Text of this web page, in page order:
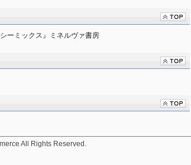
ーミックス』ミネルヴァ書房